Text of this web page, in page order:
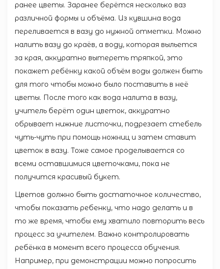
ранее цветы. Заранее берётся несколько ваз
различной формы и объёма. Из кувшина вода
переливается в вазу до нужной отметки. Можно
налить вазу до краёв, а воду, которая выльется
за края, аккуратно вытереть тряпкой, это
покажет ребёнку какой объём воды должен быть
для того чтобы можно было поставить в неё
цветы. После того как вода налита в вазу,
учитель берёт один цветок, аккуратно
обрывает нижние листочки, подрезает стебель
чуть-чуть при помощь ножниц и затем ставит
цветок в вазу. Тоже самое проделывается со
всеми оставшимися цветочками, пока не
получится красивый букет.
Цветов должно быть достаточное количество,
чтобы показать ребенку, что надо делать и в
то же время, чтобы ему хватило повторить весь
процесс за учителем. Важно контролировать
ребёнка в момент всего процесса обучения.
Например, при демонстрации можно попросить